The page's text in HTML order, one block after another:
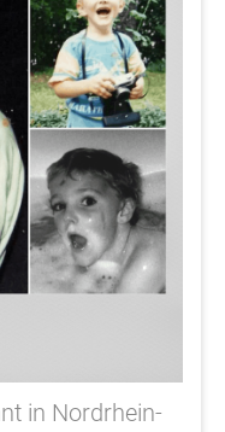
in Nordrhein-